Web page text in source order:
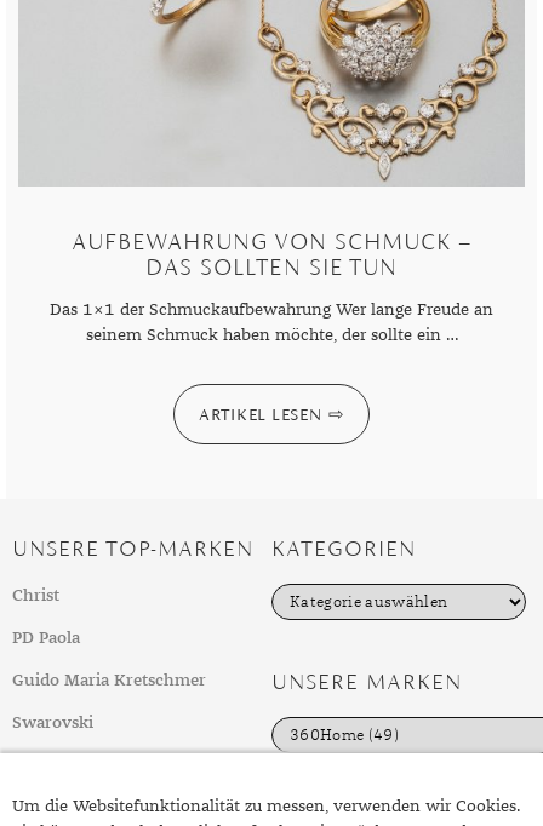
AUFBEWAHRUNG VON SCHMUCK –
DAS SOLLTEN SIE TUN
Das 1×1 der Schmuckaufbewahrung Wer lange Freude an
seinem Schmuck haben möchte, der sollte ein …
ARTIKEL LESEN
UNSERE TOP-MARKEN
Christ
PD Paola
Guido Maria Kretschmer
Swarovski
KATEGORIEN
K
a
o
i
e
UNSERE MARKEN
Um die Websitefunktionalität zu messen, verwenden wir Cookies.